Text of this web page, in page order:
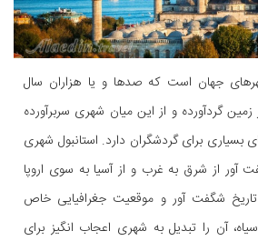
جهان است که صدها و یا هزاران سال
گردآورده و از این میان شهری سربرآورده
بسیاری برای گردشگران دارد. استانبول شهری
از شرق به غرب و از آسیا به سوی اروپا
شگفت آور و موقعیت جغرافیایی خاص
سیاه، آن را تبدیل به شهری اعجاب انگیز برای